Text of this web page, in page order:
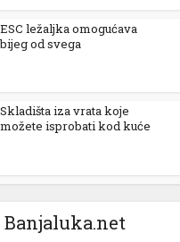
ESC ležaljka omogućava
bijeg od svega
Skladišta iza vrata koje
možete isprobati kod kuće
Banjaluka.net